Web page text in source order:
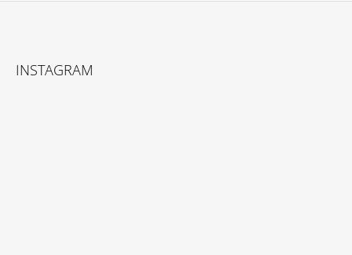
INSTAGRAM